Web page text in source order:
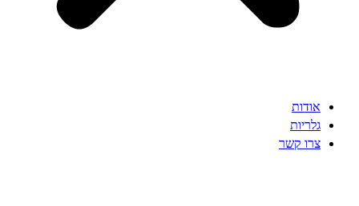
אודות
גלריות
צרו קשר